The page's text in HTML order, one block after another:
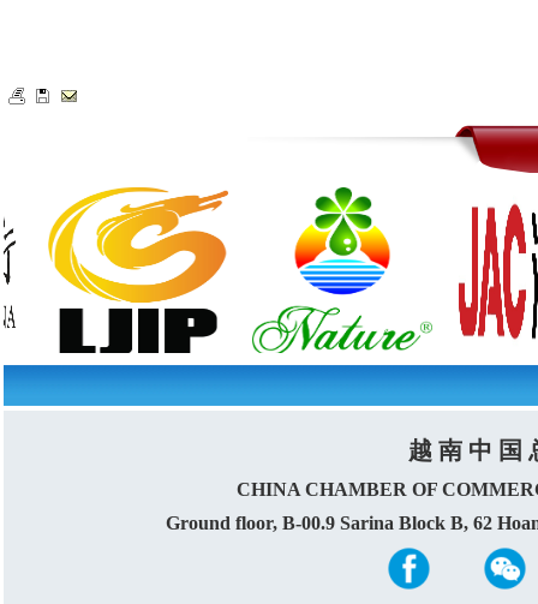
越 南 中 国
CHINA CHAMBER OF
Ground floor, B-00.9 Sarina Block B, 62